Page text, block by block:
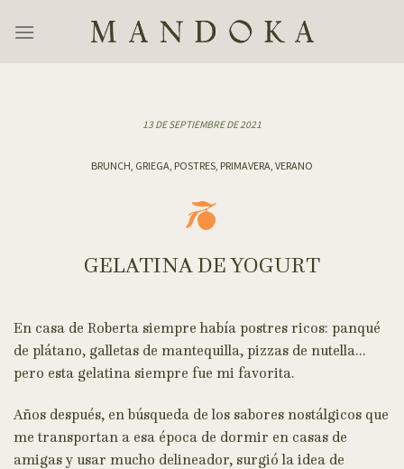
13 DE SEPTIEMBRE DE 2021
BRUNCH, GRIEGA, POSTRES, PRIMAVERA, VERANO
GELATINA DE YOGURT
En casa de Roberta siempre había postres ricos: panqué
de plátano, galletas de mantequilla, pizzas de nutella…
pero esta gelatina siempre fue mi favorita.
Años después, en búsqueda de los sabores nostálgicos que
me transportan a esa época de dormir en casas de
amigas y usar mucho delineador, surgió la idea de